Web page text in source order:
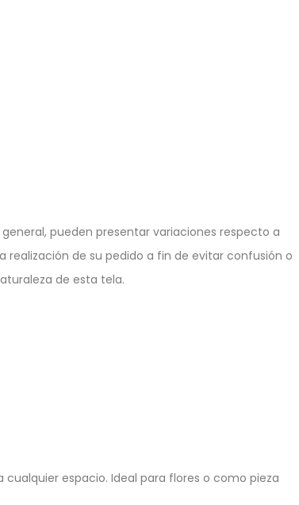
general, pueden presentar variaciones respecto a
realización de su pedido a fin de evitar confusión o
de esta tela.
espacio. Ideal para flores o como pieza